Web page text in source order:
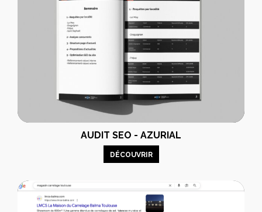
AUDIT SEO - AZURIAL
DÉCOUVRIR